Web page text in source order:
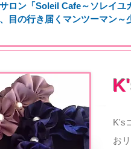
ロン「Soleil Cafe～ソレイユ
目の行き届くマンツーマン
K's
お